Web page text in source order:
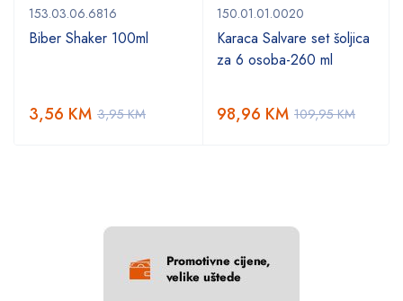
153.03.06.6816
Biber Shaker 100ml
3,95KM
3,56 KM
150.01.01.0020
Karaca Salvare set šoljica
za 6 osoba-260 ml
109,95KM
98,96 KM